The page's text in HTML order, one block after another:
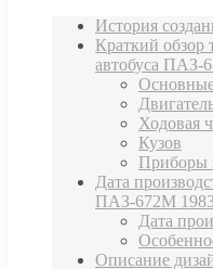
История
Краткий обзор
автобуса ПАЗ-
Ходовая
Кузов
Приборы
Дата
ПАЗ-672М 1983
Дата
Описание